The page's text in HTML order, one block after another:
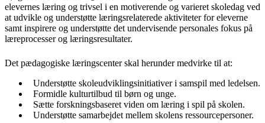
elevernes læring og trivsel i en motiverende og varieret skoledag ved
at udvikle og understøtte læringsrelaterede aktiviteter for eleverne
samt inspirere og understøtte det undervisende personales fokus på
læreprocesser og læringsresultater.
Det pædagogiske læringscenter skal herunder medvirke til at:
Understøtte skoleudviklingsinitiativer i samspil med ledelsen.
Formidle kulturtilbud til børn og unge.
Sætte forskningsbaseret viden om læring i spil på skolen.
Understøtte samarbejdet mellem skolens ressourcepersoner.